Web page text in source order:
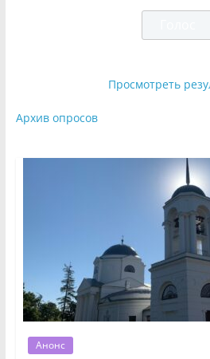
Просмотреть
Архив опросов
Анонс